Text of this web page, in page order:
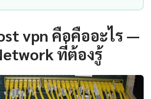
vpn คือคืออะไร —
ที่ต้องรู้